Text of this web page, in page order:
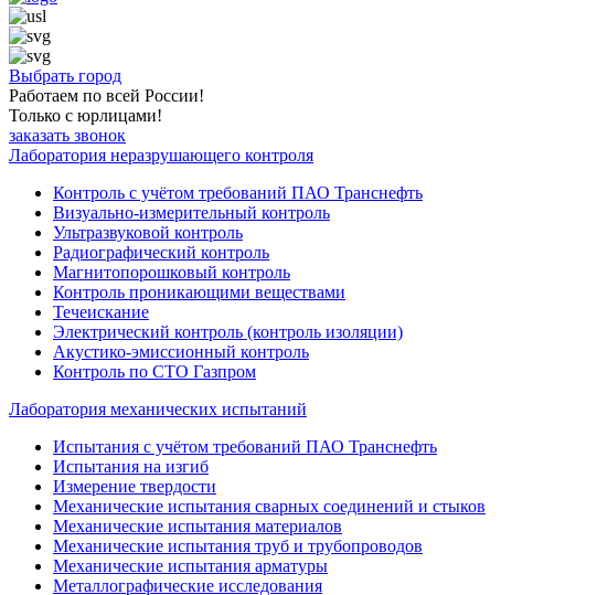
Выбрать город
Работаем по всей России!
Только с юрлицами!
заказать звонок
Лаборатория неразрушающего контроля
Контроль с учётом требований ПАО Транснефть
Визуально-измерительный контроль
Ультразвуковой контроль
Радиографический контроль
Магнитопорошковый контроль
Контроль проникающими веществами
Течеискание
Электрический контроль (контроль изоляции)
Акустико-эмиссионный контроль
Контроль по СТО Газпром
Лаборатория механических испытаний
Испытания с учётом требований ПАО Транснефть
Испытания на изгиб
Измерение твердости
Механические испытания сварных соединений и стыков
Механические испытания материалов
Механические испытания труб и трубопроводов
Механические испытания арматуры
Металлографические исследования